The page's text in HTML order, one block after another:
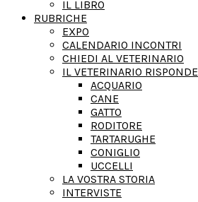
IL LIBRO
RUBRICHE
EXPO
CALENDARIO INCONTRI
CHIEDI AL VETERINARIO
IL VETERINARIO RISPONDE
ACQUARIO
CANE
GATTO
RODITORE
TARTARUGHE
CONIGLIO
UCCELLI
LA VOSTRA STORIA
INTERVISTE